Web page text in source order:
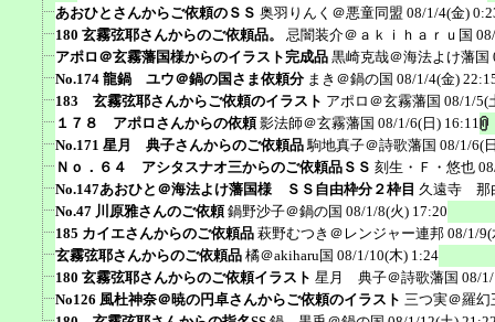
あおひとさんからご依頼のＳＳ 奥羽りんく＠悪童同盟 08/1/4(金)
180 玄霧弦耶さんからのご依頼品。
忌闇装介＠ａｋｉｈａｒｕ国
アポロ＠玄霧藩国様からのイラスト完成品 黒崎克哉＠海法よけ藩国
No.174 龍鍋 ユウ＠鍋の国さま依頼分 まき＠鍋の国 08/1/4(金)
183 玄霧弦耶さんからご依頼のイラスト アポロ＠玄霧藩国 08/1/5(
１７８ アポロさんからの依頼 影法師＠玄霧藩国 08/1/6(日) 16:11
No.171 星月 典子さんからのご依頼品 駒地真子＠詩歌藩国 08/1/6(
Ｎｏ．６４ アシタスナオ三からのご依頼品ＳＳ 刻生・Ｆ・悠也
No.147あおひと＠海法よけ藩国様 ＳＳ自由枠分２枠目 久遠寺 那
No.47 川原雅さんのご依頼 鍋野沙子＠鍋の国 08/1/8(火) 17:20
185 カイエさんからのご依頼品 萩野むつき＠レンジャー連邦 08/1/9(
玄霧弦耶さんからのご依頼品 橘＠akiharu国 08/1/10(木) 1:24
180 玄霧弦耶さんからのご依頼イラスト 星月 典子＠詩歌藩国 08/
No126 風杜神奈＠暁の円卓さんからご依頼のイラスト 三つ実＠羅幻